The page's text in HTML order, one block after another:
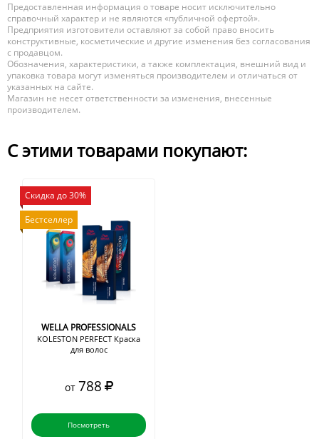
Предоставленная информация о товаре носит исключительно
справочный характер и не являются «публичной офертой».
Предприятия изготовители оставляют за собой право вносить
конструктивные, косметические и другие изменения без согласования
с продавцом.
Обозначения, характеристики, а также комплектация, внешний вид и
упаковка товара могут изменяться производителем и отличаться от
указанных на сайте.
Магазин не несет ответственности за изменения, внесенные
производителем.
С этими товарами покупают:
Скидка до 30%
Бестселлер
WELLA PROFESSIONALS
KOLESTON PERFECT Краска
для волос
от 788
Посмотреть